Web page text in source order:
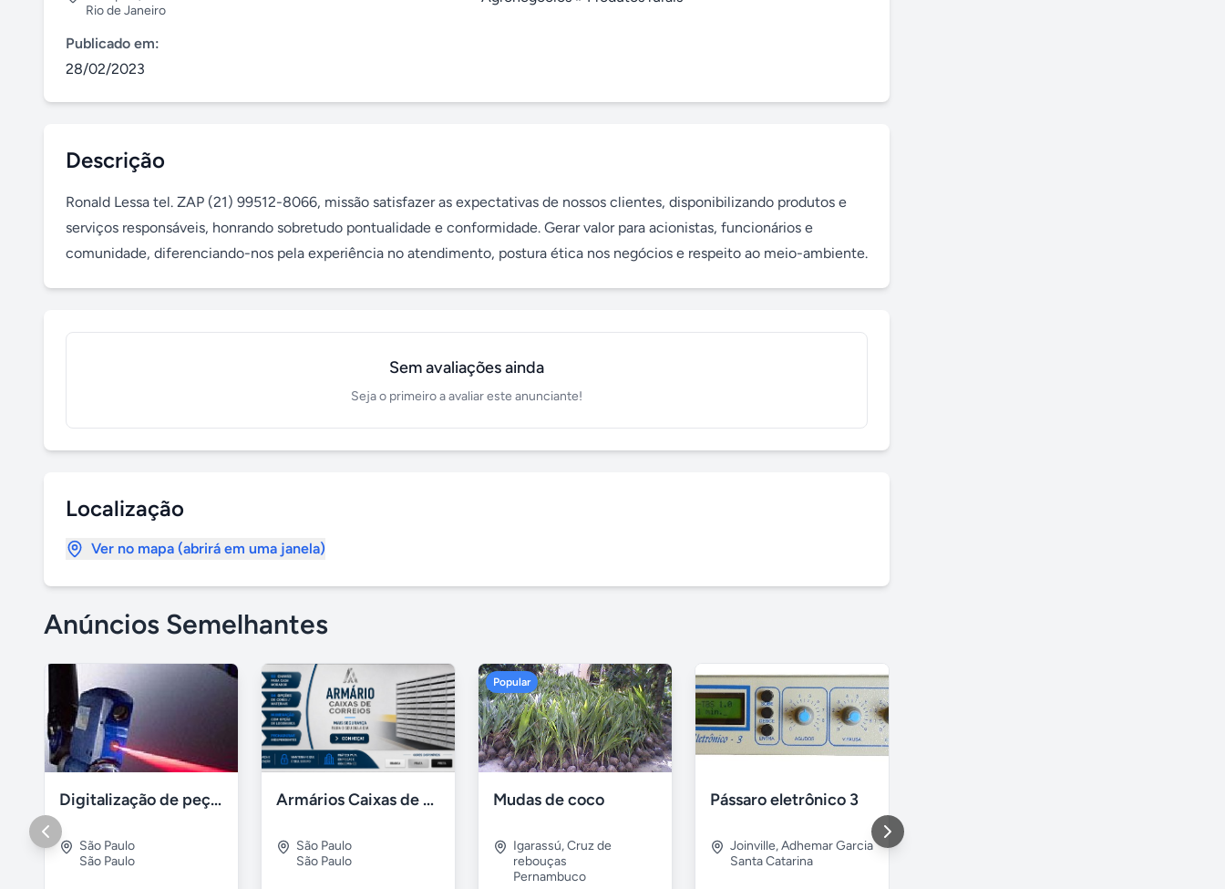
Rio de Janeiro
Publicado em:
28/02/2023
Descrição
Ronald Lessa tel. ZAP (21) 99512-8066, missão satisfazer as expectativas de nossos clientes, disponibilizando produtos e
serviços responsáveis, honrando sobretudo pontualidade e conformidade. Gerar valor para acionistas, funcionários e
comunidade, diferenciando-nos pela experiência no atendimento, postura ética nos negócios e respeito ao meio-ambiente.
Sem avaliações ainda
Seja o primeiro a avaliar este anunciante!
Localização
Ver no mapa (abrirá em uma janela)
Anúncios Semelhantes
Digitalização de peças e produtos / impressão 3D polyworks
São Paulo
São Paulo
Armários Caixas de Correio para Condominio - ABC Metal
São Paulo
São Paulo
Popular
Mudas de coco
Igarassú,Cruz de
rebouças
Pernambuco
Pássaro eletrônico 3
Joinville,Adhemar Garcia
Santa Catarina